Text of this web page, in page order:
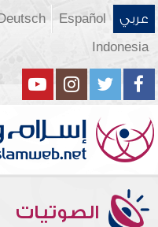
عربي Español
Indonesia
الصوتيات